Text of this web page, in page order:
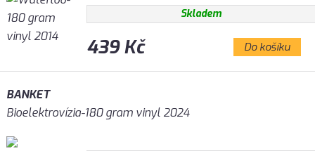
Skladem
439 Kč Do košíku
BANKET
Bioelektrovízia-180 gram vinyl 2024